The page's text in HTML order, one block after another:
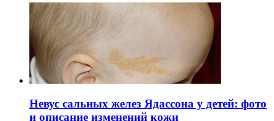
Невус сальных желез Ядассона у детей: фото
и описание изменений кожи